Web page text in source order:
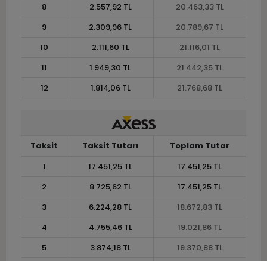
8
2.557,92 TL
20.463,33 TL
9
2.309,96 TL
20.789,67 TL
10
2.111,60 TL
21.116,01 TL
11
1.949,30 TL
21.442,35 TL
12
1.814,06 TL 21.768,68 TL
Taksit Taksit Tutarı
Toplam Tutar
1
17.451,25 TL
17.451,25 TL
2
8.725,62 TL
17.451,25 TL
3
6.224,28 TL
18.672,83 TL
4
4.755,46 TL
19.021,86 TL
5
3.874,18 TL
19.370,88 TL